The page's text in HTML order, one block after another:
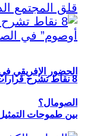
الحضور الإفريقي
بين طموحات
8 نقاط تشرح
الصومال؟